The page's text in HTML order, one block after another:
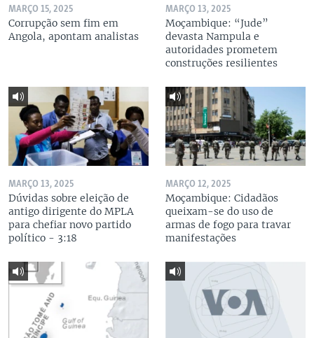
MARÇO 15, 2025
Corrupção sem fim em
Angola, apontam analistas
MARÇO 13, 2025
Moçambique: “Jude”
devasta Nampula e
autoridades prometem
construções resilientes
MARÇO 13, 2025
Dúvidas sobre eleição de
antigo dirigente do MPLA
para chefiar novo partido
político - 3:18
MARÇO 12, 2025
Moçambique: Cidadãos
queixam-se do uso de
armas de fogo para travar
manifestações